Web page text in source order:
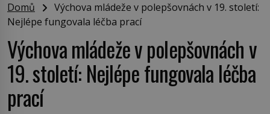
Domů
Výchova mládeže v polepšovnách v 19. století:
Nejlépe fungovala léčba prací
Výchova mládeže v polepšovnách v
19. století: Nejlépe fungovala léčba
prací